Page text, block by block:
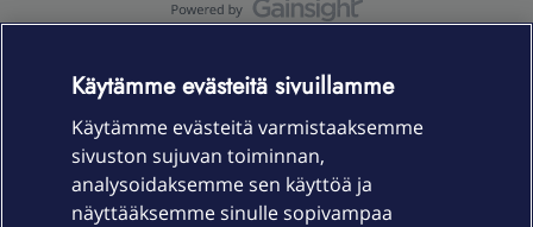
Laitteet & liittymät
Käytämme evästeitä sivuillamme
Käytämme evästeitä varmistaaksemme
sivuston sujuvan toiminnan,
analysoidaksemme sen käyttöä ja
näyttääksemme sinulle sopivampaa